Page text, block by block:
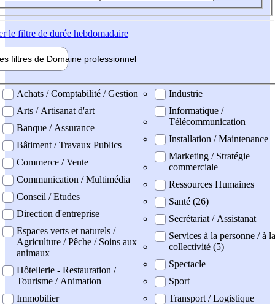
le filtre de durée hebdomadaire
filtres de Domaine professionnel
professionel
Achats / Comptabilité / Gestion
Arts / Artisanat d'art
Banque / Assurance
Bâtiment / Travaux Publics
Commerce / Vente
Communication / Multimédia
Conseil / Etudes
Direction d'entreprise
Espaces verts et naturels /
Agriculture / Pêche / Soins aux
animaux
Hôtellerie - Restauration /
Tourisme / Animation
Immobilier
Industrie
Informatique /
Télécommunication
Installation / Maintenance
Marketing / Stratégie
commerciale
Ressources Humaines
Santé (26)
Secrétariat / Assistanat
Services à la personne / à la
collectivité (5)
Spectacle
Sport
Transport / Logistique